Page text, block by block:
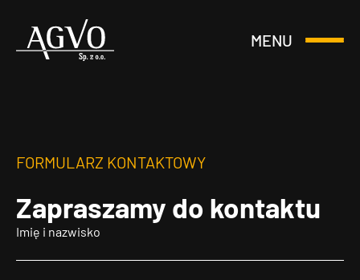
Header
MENU
Otwórz
FORMULARZ KONTAKTOWY
Zapraszamy do kontaktu